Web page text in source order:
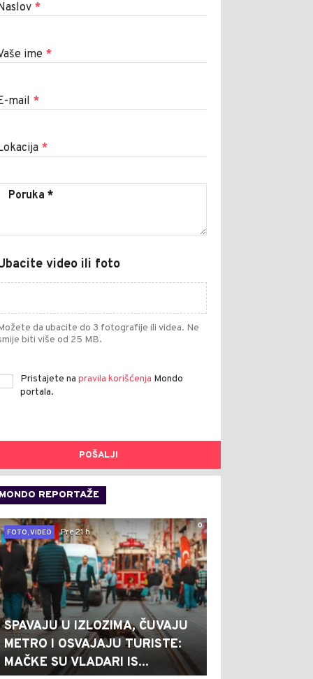
*
ime *
mail *
*
video ili foto
da ubacite do 3 fotografije ili videa. Ne
biti više od 25 MB.
Pristajete na pravila korišćenja Mondo
portala.
POŠALJI
MONDO REPORTAŽE
0
FOTO, VIDEO
Pre 21 h
SPAVAJU U IZLOZIMA, ČUVAJU
METRO I OSVAJAJU TURISTE:
MAČKE SU VLADARI IS...